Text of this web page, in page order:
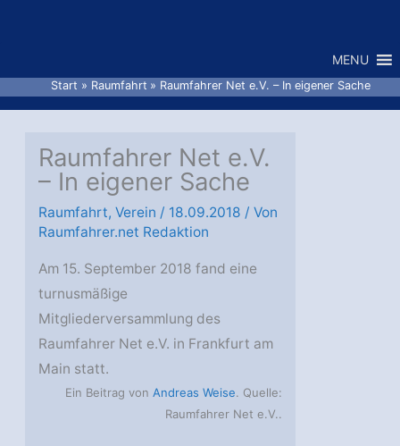
MENU
Start Raumfahrt Raumfahrer Net e.V. – In eigener Sache
Raumfahrer Net e.V.
– In eigener Sache
Raumfahrt,Verein / 18.09.2018 / Von
Raumfahrer.net Redaktion
Am 15. September 2018 fand eine
turnusmäßige
Mitgliederversammlung des
Raumfahrer Net e.V. in Frankfurt am
Main statt.
Ein Beitrag von Andreas Weise. Quelle:
Raumfahrer Net e.V..